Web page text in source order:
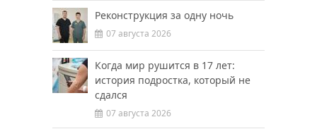
Реконструкция за одну ночь
07 августа 2026
Когда мир рушится в 17 лет:
история подростка, который не
сдался
07 августа 2026